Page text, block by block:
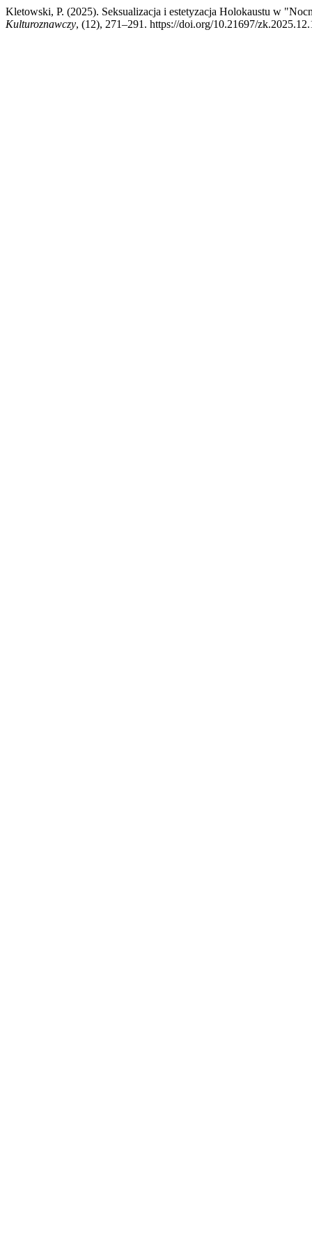
Kletowski, P. (2025). Seksualizacja i estetyzacja Holokaustu w
Kulturoznawczy, (12), 271–291. https://doi.org/10.21697/